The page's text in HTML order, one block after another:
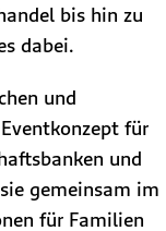
bis hin zu
dabei.
und
für
und
gemeinsam im
für Familien